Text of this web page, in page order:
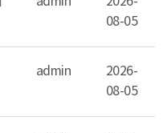
08-05
admin
2026-
08-05